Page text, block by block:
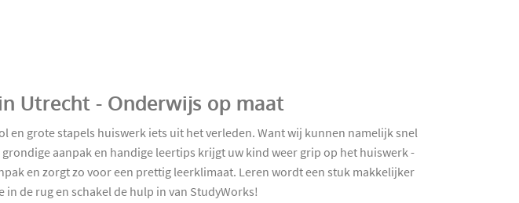
Utrecht - Onderwijs op maat
en grote stapels huiswerk iets uit het verleden. Want wij kunnen namelijk snel
aanpak en handige leertips krijgt uw kind weer grip op het huiswerk -
en zorgt zo voor een prettig leerklimaat. Leren wordt een stuk makkelijker
de rug en schakel de hulp in van StudyWorks!